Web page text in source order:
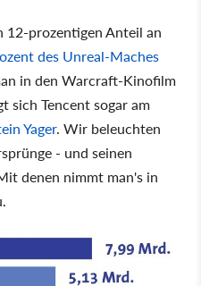
12-prozentigen Anteil an
des Unreal-Maches
in den Warcraft-Kinofilm
sich Tencent sogar am
Yager. Wir beleuchten
- und seinen
denen nimmt man's in